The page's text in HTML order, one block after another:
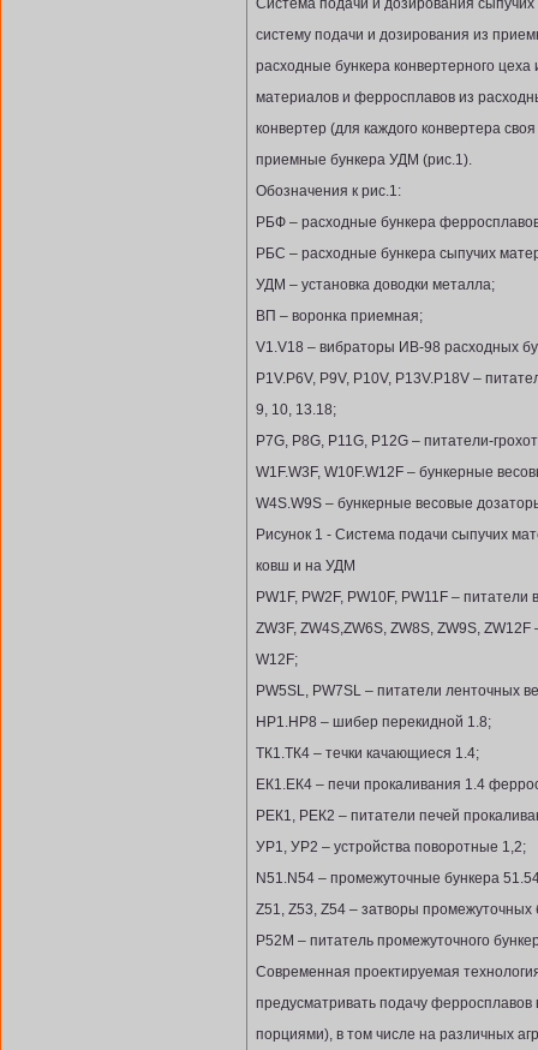
Система подачи и дозирования
систему подачи и дозирования из
расходные бункера конвертерного
материалов и ферросплавов из
конвертер (для каждого конвертера
приемные бункера УДМ (рис.1).
Обозначения к рис.1:
РБФ – расходные бункера
РБС – расходные бункера сыпучих
УДМ – установка доводки металла;
ВП – воронка приемная;
V1.V18 – вибраторы ИВ-98 расходных
P1V.P6V, P9V, P10V, P13V.P18V –
9, 10, 13.18;
P7G, P8G, P11G, P12G – питатели-
W1F.W3F, W10F.W12F – бункерные
W4S.W9S – бункерные весовые
Рисунок 1 - Система подачи сыпучих
ковш и на УДМ
PW1F, PW2F, PW10F, PW11F –
ZW3F, ZW4S,ZW6S, ZW8S, ZW9S,
W12F;
PW5SL, PW7SL – питатели ленточных
HP1.HP8 – шибер перекидной 1.8;
ТК1.ТК4 – течки качающиеся 1.4;
ЕК1.ЕК4 – печи прокаливания 1.4
РЕК1, РЕК2 – питатели печей
УР1, УР2 – устройства поворотные 1,2;
N51.N54 – промежуточные бункера
Z51, Z53, Z54 – затворы промежуточных
P52M – питатель промежуточного
Современная проектируемая
предусматривать подачу ферросплавов
порциями), в том числе на различных